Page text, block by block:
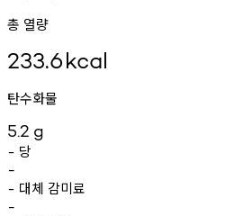
총 열량
233.6kcal
탄수화물
5.2 g
- 당
-
- 대체 감미료
-